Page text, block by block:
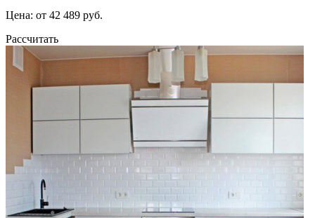
Цена: от 42 489 руб.
Рассчитать